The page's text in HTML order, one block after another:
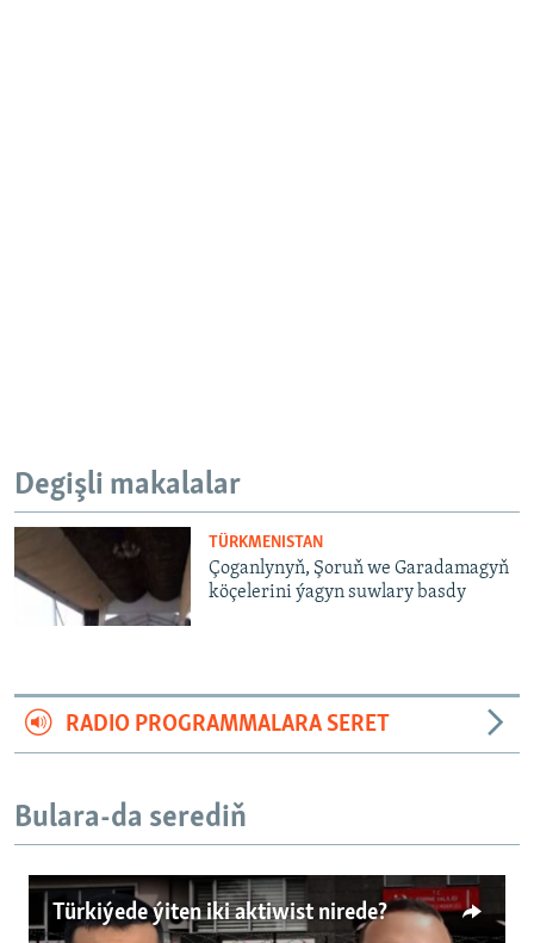
Degişli makalalar
TÜRKMENISTAN
Çoganlynyň, Şoruň we Garadamagyň
köçelerini ýagyn suwlary basdy
RADIO PROGRAMMALARA SERET
Bulara-da serediň
Türkiýede ýiten iki aktiwist nirede?